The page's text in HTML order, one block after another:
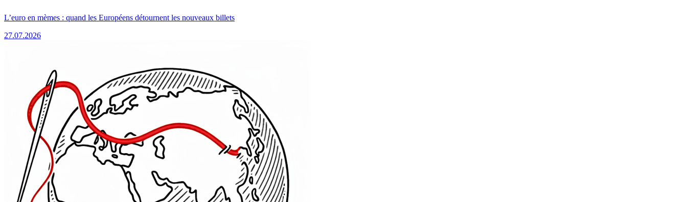
L’euro en mèmes : quand les Européens détournent les nouveaux billets
27.07.2026